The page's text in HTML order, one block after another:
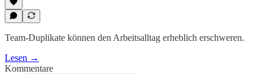
Team-Duplikate können den Arbeitsalltag erheblich erschweren.
Lesen →
Kommentare